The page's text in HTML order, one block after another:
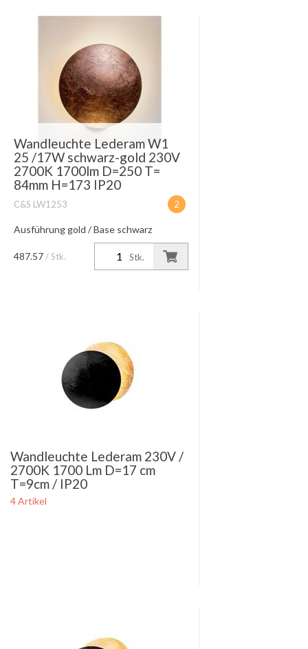
Wandleuchte Lederam W1
25 /17W schwarz-gold 230V
2700K 1700lm D=250 T=
84mm H=173 IP20
2
C&S LW1253
Ausführung gold / Base schwarz
Ausladung bis 185 mm H:173 mm
Dimmbar mit Feller Led Drehdimmer
Stk.
487.57 / Stk.
Wandleuchte Lederam 230V /
2700K 1700 Lm D=17 cm
T=9cm / IP20
4 Artikel